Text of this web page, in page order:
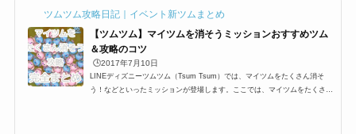
ツムツム攻略日記｜イベント新ツムまとめ
【ツムツム】マイツムを消そうミッションおすすめツム
＆攻略のコツ
🕒️2017年7月10日
LINEディズニーツムツム（Tsum Tsum）では、マイツムをたくさん消そ
う！などといったミッションが登場します。ここでは、マイツムをたくさん